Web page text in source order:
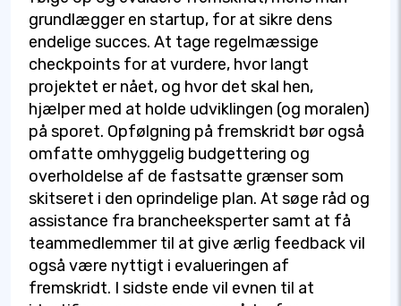
grundlægger en startup, for at sikre dens
endelige succes. At tage regelmæssige
checkpoints for at vurdere, hvor langt
projektet er nået, og hvor det skal hen,
hjælper med at holde udviklingen (og moralen)
på sporet. Opfølgning på fremskridt bør også
omfatte omhyggelig budgettering og
overholdelse af de fastsatte grænser som
skitseret i den oprindelige plan. At søge råd og
assistance fra brancheeksperter samt at få
teammedlemmer til at give ærlig feedback vil
også være nyttigt i evalueringen af
fremskridt. I sidste ende vil evnen til at